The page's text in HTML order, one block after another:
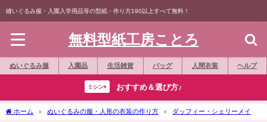
縫いぐるみ服・入園入学用品等の型紙・作り方190以上すべて無料！
無料型紙工房ことろ
ぬいぐるみ服 入園品 生活雑貨 バッグ 人間衣装 ヘルプ
ミシン⇨ おすすめ＆選び方♪
ホーム ぬいぐるみの服・人形の衣装の作り方 ダッフィー・シェリーメイ